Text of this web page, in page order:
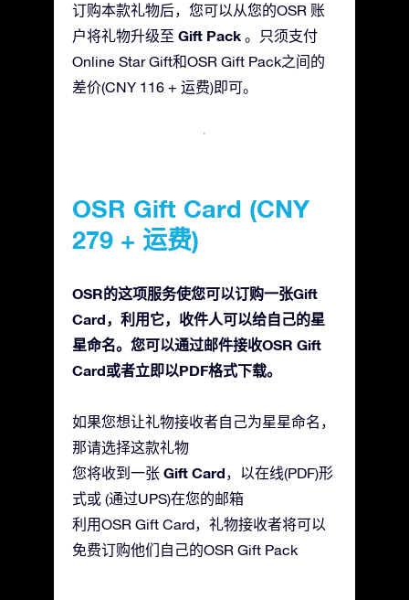
订购本款礼物后，您可以从您的OSR 账
户将礼物升级至 Gift Pack 。只须支付
Online Star Gift和OSR Gift Pack之间的
差价(CNY 116 + 运费)即可。
OSR Gift Card (CNY
279 + 运费)
OSR的这项服务使您可以订购一张Gift
Card，利用它，收件人可以给自己的星
星命名。您可以通过邮件接收OSR Gift
Card或者立即以PDF格式下载。
如果您想让礼物接收者自己为星星命名，
那请选择这款礼物
您将收到一张 Gift Card，以在线(PDF)形
式或 (通过UPS)在您的邮箱
利用OSR Gift Card，礼物接收者将可以
免费订购他们自己的OSR Gift Pack